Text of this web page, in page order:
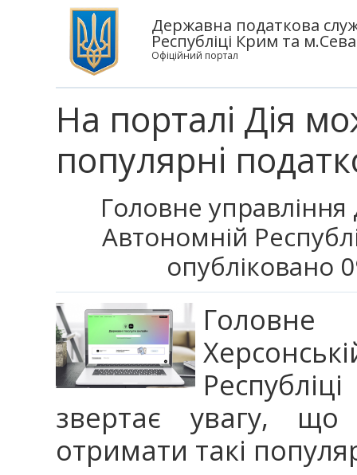
Державна податкова
Республіці Крим та
Офіційний портал
На порталі Дія
популярні
Головне управління
Автономній
опубліковано
звертає увагу,
отримати такі